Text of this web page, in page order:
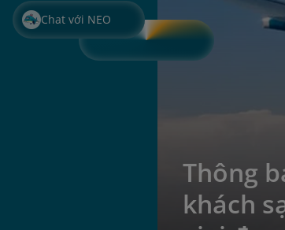
Chat với NEO
Thông
khách